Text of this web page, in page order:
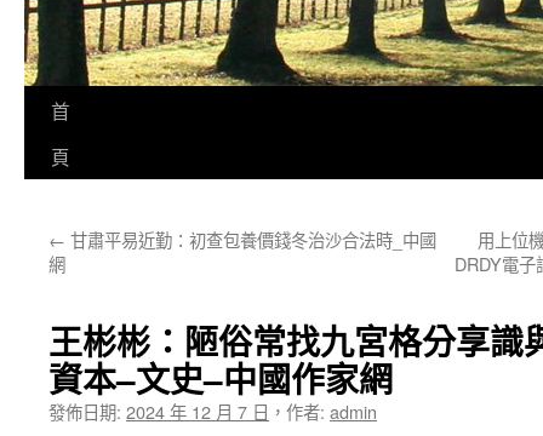
首
頁
← 甘肅平易近勤：初查包養價錢冬治沙合法時_中國
網
用上位
DRDY電
王彬彬：陋俗常找九宮格分享識
資本–文史–中國作家網
發佈日期: 2024 年 12 月 7 日 ， 作者: admin